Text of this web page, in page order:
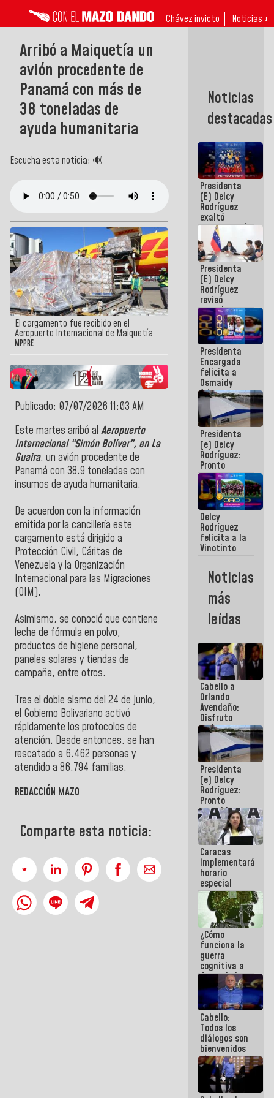
Chávez invicto Noticias ↓
Arribó a Maiquetía un
avión procedente de
Panamá con más de
38 toneladas de
ayuda humanitaria
Escucha esta noticia: 🔊
El cargamento fue recibido en el
Aeropuerto Internacional de Maiquetía
MPPRE
Publicado: 07/07/2026 11:03 AM
Este martes arribó al Aeropuerto
Internacional “Simón Bolívar”, en La
Guaira, un avión procedente de
Panamá con 38.9 toneladas con
insumos de ayuda humanitaria.
De acuerdon con la información
emitida por la cancillería este
cargamento está dirigido a
Protección Civil, Cáritas de
Venezuela y la Organización
Internacional para las Migraciones
(OIM).
Asimismo, se conoció que contiene
leche de fórmula en polvo,
productos de higiene personal,
paneles solares y tiendas de
campaña, entre otros.
Tras el doble sismo del 24 de junio,
el Gobierno Bolivariano activó
rápidamente los protocolos de
atención. Desde entonces, se han
rescatado a 6.462 personas y
atendido a 86.794 familias.
REDACCIÓN MAZO
Comparte esta noticia:
Noticias
destacadas
Presidenta
(E) Delcy
Rodríguez
exaltó
participación
de
Venezuela
en Juegos
Centroamericanos
y del Caribe
2026
Presidenta
(E) Delcy
Rodríguez
revisó
agenda
económica y
ejecución de
fondos de
emergencia
post-sismos
Presidenta
Encargada
felicita a
Osmaidy
Arias y
Giraly
Marcano por
hacer
historia en
los
Centroamericanos
Presidenta
(e) Delcy
Rodríguez:
Pronto
restableceremos
las
operaciones
en el
Aeropuerto
Internacional
de
Maiquetía
Delcy
Rodríguez
felicita a la
Vinotinto
Sub 20
campeona
frente
México Sub
23 en los
Centroamericanos
Noticias
más
leídas
Cabello a
Orlando
Avendaño:
Disfruto
cada vez
que escribes
porque lo
que haces
es
embarrarla
Presidenta
(e) Delcy
Rodríguez:
Pronto
restableceremos
las
operaciones
en el
Aeropuerto
Internacional
de
Maiquetía
Caracas
implementará
horario
especial
para
adaptarse
al plan de
ahorro
energético
¿Cómo
funciona la
guerra
cognitiva a
favor de la
narrativa
hegemónica?
(1)
Cabello:
Todos los
diálogos son
bienvenidos
siempre que
estén en el
marco de la
Constitución